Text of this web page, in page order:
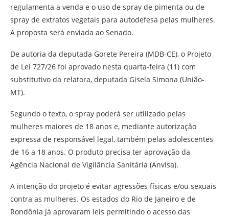
regulamenta a venda e o uso de spray de pimenta ou de
spray de extratos vegetais para autodefesa pelas mulheres.
A proposta será enviada ao Senado.
De autoria da deputada Gorete Pereira (MDB-CE), o Projeto
de Lei 727/26 foi aprovado nesta quarta-feira (11) com
substitutivo da relatora, deputada Gisela Simona (União-
MT).
Segundo o texto, o spray poderá ser utilizado pelas
mulheres maiores de 18 anos e, mediante autorização
expressa de responsável legal, também pelas adolescentes
de 16 a 18 anos. O produto precisa ter aprovação da
Agência Nacional de Vigilância Sanitária (Anvisa).
A intenção do projeto é evitar agressões físicas e/ou sexuais
contra as mulheres. Os estados do Rio de Janeiro e de
Rondônia já aprovaram leis permitindo o acesso das